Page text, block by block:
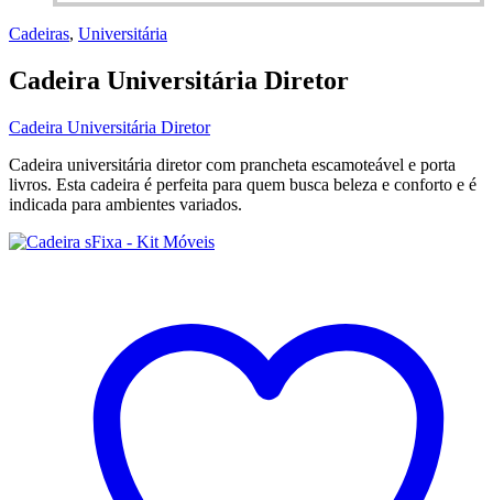
Cadeiras, Universitária
Cadeira Universitária Diretor
Cadeira Universitária Diretor
Cadeira universitária diretor com prancheta escamoteável e porta
livros. Esta cadeira é perfeita para quem busca beleza e conforto e é
indicada para ambientes variados.